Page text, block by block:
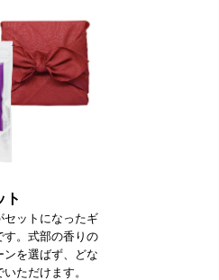
ト
セットになったギ
す。式部の香りの
ンを選ばず、どな
ただけます。